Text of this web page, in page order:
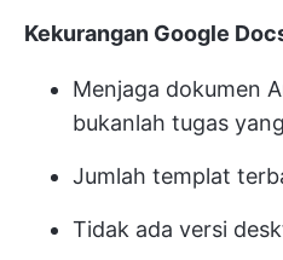
Kekurangan Google
Menjaga dokumen
bukanlah tugas
Jumlah templat
Tidak ada versi